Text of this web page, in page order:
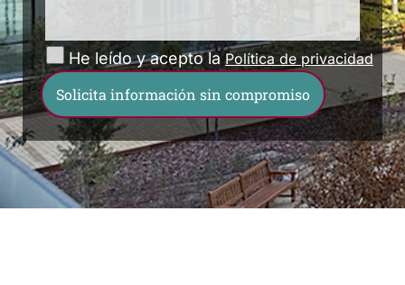
He leído y acepto laPolítica de privacidad